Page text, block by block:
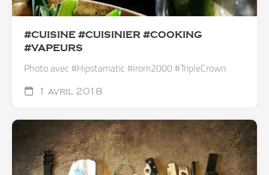
#CUISINE #CUISINIER #COOKING
#VAPEURS
Photo avec #Hipstamatic #Irom2000 #TripleCrown
1 avril 2018